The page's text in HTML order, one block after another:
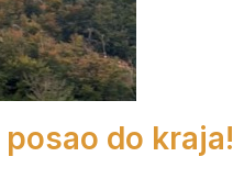
do kraja!